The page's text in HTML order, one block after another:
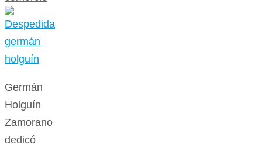
Germán
Holguín
Zamorano
dedicó